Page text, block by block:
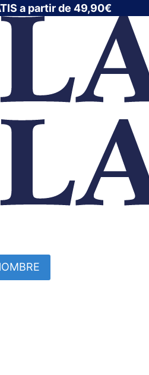
a partir de 49,90€